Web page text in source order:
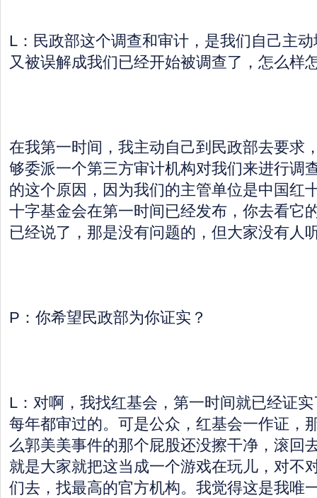
L：民政部这个调查和审计，是我们自己主
又被误解成我们已经开始被调查了，怎么样
在我第一时间，我主动自己到民政部去要求
够委派一个第三方审计机构对我们来进行调
的这个原因，因为我们的主管单位是中国红
十字基金会在第一时间已经发布，你去看它
已经说了，那是没有问题的，但大家没有人
P：你希望民政部为你证实？
L：对啊，我找红基会，第一时间就已经证
每年都审过的。可是公众，红基会一作证，
么郭美美事件的那个屁股还没擦干净，滚回
就是大家就把这当成一个游戏在玩儿，对不
们去，找最高的官方机构。我觉得这是我唯